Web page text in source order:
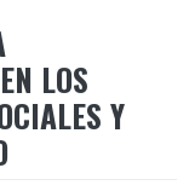
LOS
Y